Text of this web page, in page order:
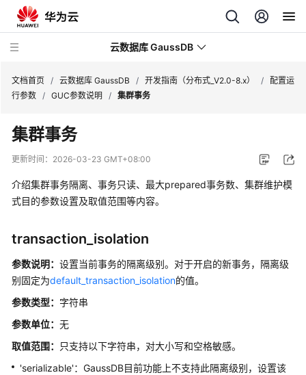
云数据库 GaussDB
新
动
服
告
产
介
绍
计
费
文档首页 / 云数据库 GaussDB / 开发指南（分布式_V2.0-8.x） /
配置运
行参数 / GUC参数说明 / 集群事务
集群事务
更新时间： 2026-03-23 GMT+08:00
介绍集群事务隔离、事务只读、最大prepared事务数、 集群维护模
式目的参数设置及取值范围等内容。
transaction_isolation
参数说明： 设置当前事务的隔离级别。对于开启的新事务，隔离级
别固定为default_transaction_isolation的值。
参数类型： 字符串
参数单位： 无
取值范围：
只支持以下字符串，对大小写和空格敏感。
'serializable'： GaussDB目前功能上不支持此隔离级别，设置该